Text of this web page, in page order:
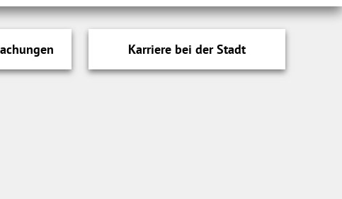
Karriere bei der Stadt